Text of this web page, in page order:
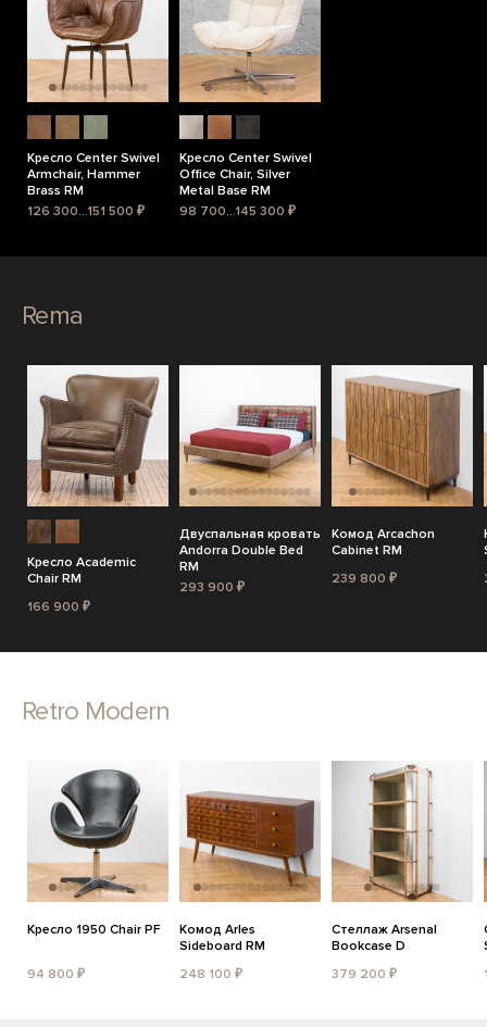
Кресло Center Swivel
Armchair, Hammer
Brass RM
126 300...151 500 ₽
Кресло Center Swivel
Office Chair, Silver
Metal Base RM
98 700...145 300 ₽
Rema
Кресло Academic
Chair RM
166 900 ₽
Двуспальная кровать
Andorra Double Bed
RM
293 900 ₽
Комод Arcachon
Cabinet RM
239 800 ₽
Retro Modern
Кресло 1950 Chair PF
94 800 ₽
Комод Arles
Sideboard RM
248 100 ₽
Стеллаж Arsenal
Bookcase D
379 200 ₽